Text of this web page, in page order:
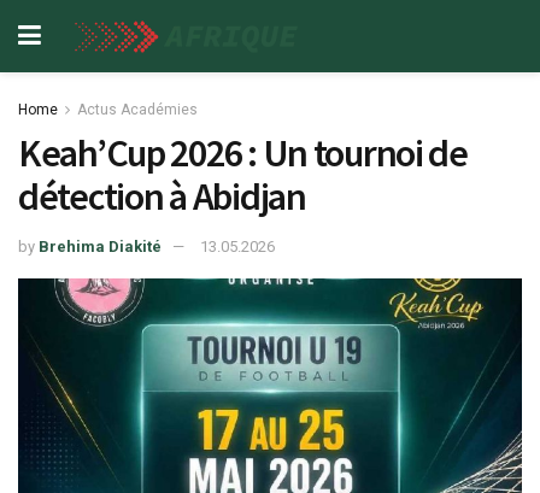
Home Actus Académies
Keah’Cup 2026 : Un tournoi de
détection à Abidjan
by Brehima Diakité 13.05.2026